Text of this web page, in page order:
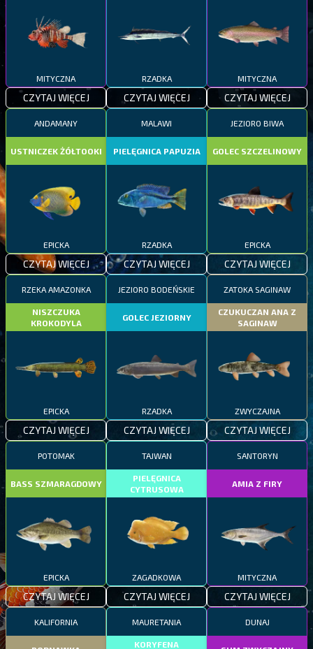
MITYCZNA
CZYTAJ WIĘCEJ
RZADKA
CZYTAJ WIĘCEJ
MITYCZNA
CZYTAJ WIĘCEJ
ANDAMANY
USTNICZEK ŻÓŁTOOKI
EPICKA
CZYTAJ WIĘCEJ
MALAWI
PIELĘGNICA PAPUZIA
RZADKA
CZYTAJ WIĘCEJ
JEZIORO BIWA
GOLEC SZCZELINOWY
EPICKA
CZYTAJ WIĘCEJ
RZEKA AMAZONKA
NISZCZUKA
KROKODYLA
EPICKA
CZYTAJ WIĘCEJ
JEZIORO BODEŃSKIE
GOLEC JEZIORNY
RZADKA
CZYTAJ WIĘCEJ
ZATOKA SAGINAW
CZUKUCZAN ANA Z
SAGINAW
ZWYCZAJNA
CZYTAJ WIĘCEJ
POTOMAK
BASS SZMARAGDOWY
EPICKA
CZYTAJ WIĘCEJ
TAJWAN
PIELĘGNICA
CYTRUSOWA
ZAGADKOWA
CZYTAJ WIĘCEJ
SANTORYN
AMIA Z FIRY
MITYCZNA
CZYTAJ WIĘCEJ
KALIFORNIA MAURETANIA
KORYFENA
DUNAJ